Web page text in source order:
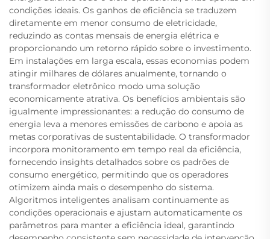
condições ideais. Os ganhos de eficiência se traduzem
diretamente em menor consumo de eletricidade,
reduzindo as contas mensais de energia elétrica e
proporcionando um retorno rápido sobre o investimento.
Em instalações em larga escala, essas economias podem
atingir milhares de dólares anualmente, tornando o
transformador eletrônico modo uma solução
economicamente atrativa. Os benefícios ambientais são
igualmente impressionantes: a redução do consumo de
energia leva a menores emissões de carbono e apoia as
metas corporativas de sustentabilidade. O transformador
incorpora monitoramento em tempo real da eficiência,
fornecendo insights detalhados sobre os padrões de
consumo energético, permitindo que os operadores
otimizem ainda mais o desempenho do sistema.
Algoritmos inteligentes analisam continuamente as
condições operacionais e ajustam automaticamente os
parâmetros para manter a eficiência ideal, garantindo